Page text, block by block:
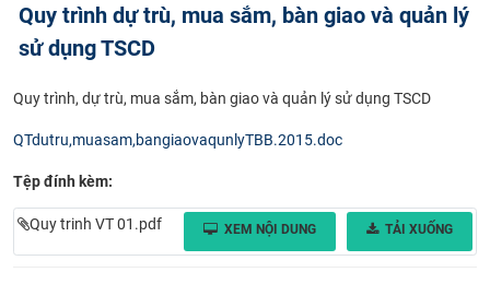
TUYỂN SINH
ĐÀO TẠO
ĐẢM BẢO CHẤT LƯỢNG
KHOA HỌC CÔNG NGHỆ
HTQT
Quy trình dự trù, mua sắm, bàn giao và quản lý
sử dụng TSCD
​Quy trình, dự trù, mua sắm, bàn giao và quản lý sử dụng TSCD
QTdutru,muasam,bangiaovaqunlyTBB.2015.doc
Tệp đính kèm:
Quy trinh VT 01.pdf XEM NỘI DUNG TẢI XUỐNG